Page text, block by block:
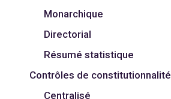
Monarchique
Directorial
Résumé statistique
Contrôles de constitutionnalité
Centralisé